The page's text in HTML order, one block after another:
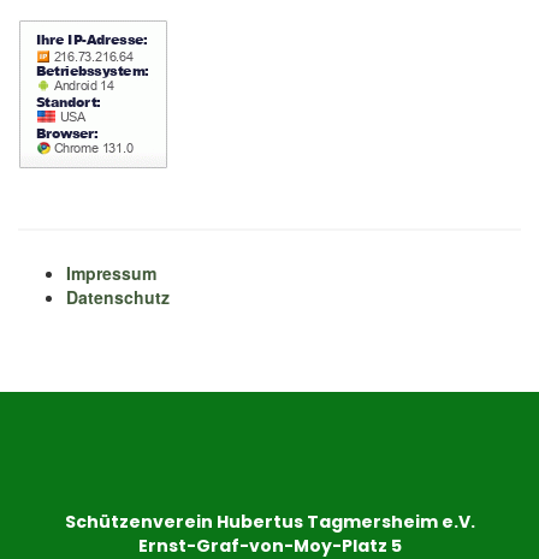
Impressum
Datenschutz
Schützenverein Hubertus Tagmersheim e.V.
Ernst-Graf-von-Moy-Platz 5